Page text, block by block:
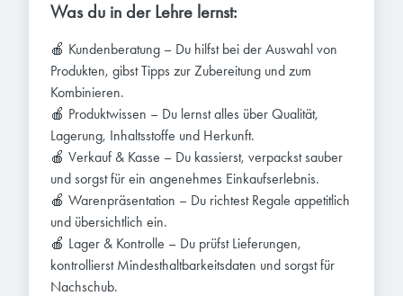
Was du in der Lehre lernst:
🍎 Kundenberatung – Du hilfst bei der Auswahl von
Produkten, gibst Tipps zur Zubereitung und zum
Kombinieren.
🍎 Produktwissen – Du lernst alles über Qualität,
Lagerung, Inhaltsstoffe und Herkunft.
🍎 Verkauf & Kasse – Du kassierst, verpackst sauber
und sorgst für ein angenehmes Einkaufserlebnis.
🍎 Warenpräsentation – Du richtest Regale appetitlich
und übersichtlich ein.
🍎 Lager & Kontrolle – Du prüfst Lieferungen,
kontrollierst Mindesthaltbarkeitsdaten und sorgst für
Nachschub.